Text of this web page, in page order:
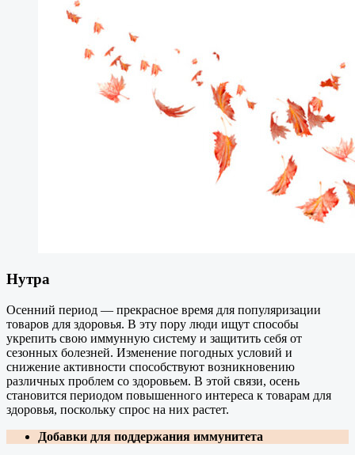
Нутра
Осенний период — прекрасное время для популяризации
товаров для здоровья. В эту пору люди ищут способы
укрепить свою иммунную систему и защитить себя от
сезонных болезней. Изменение погодных условий и
снижение активности способствуют возникновению
различных проблем со здоровьем. В этой связи, осень
становится периодом повышенного интереса к товарам для
здоровья, поскольку спрос на них растет.
Добавки для поддержания иммунитета